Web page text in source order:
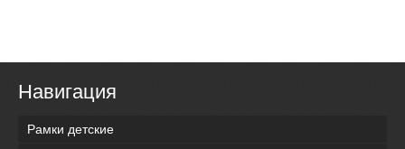
Навигация
Рамки детские